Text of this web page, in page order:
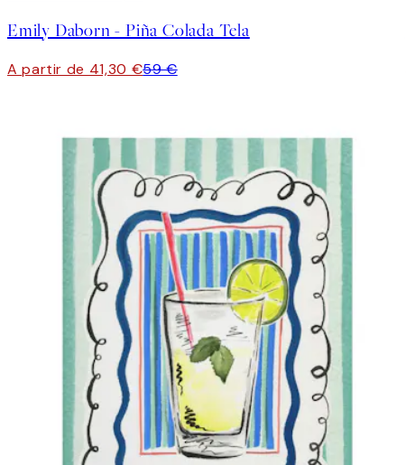
Emily Daborn - Piña Colada Tela
A partir de 41,30 €59 €